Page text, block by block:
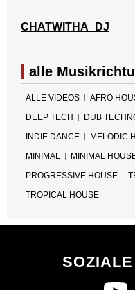
CHATWITHA_DJ
alle
ALLE VIDEOS AFRO
DEEP TECH
DUB
INDIE DANCE
MELODIC
MINIMAL
MINIMAL
PROGRESSIVE HOUSE
TROPICAL HOUSE